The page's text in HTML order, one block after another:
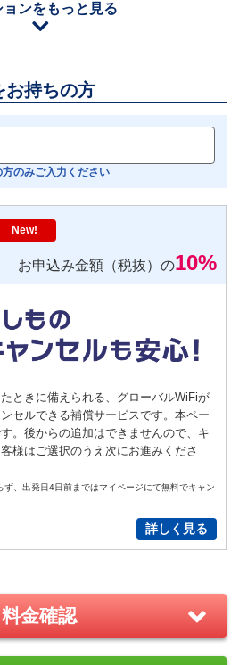
ョンをもっと見る
－
すめ
イヤホン対応
スミッター
0
コントロール機能付き耳栓
円（税込）/個
－ 0 ＋
すめ
お持ちの方
のみご入力ください
New!
お申込み金額（税抜）の10%
ときに備えられる、グローバルWiFiが
セルできる補償サービスです。本ペー
。後からの追加はできませんので、キ
様はご選択のうえ次にお進みくださ
、出発日4日前まではマイページにて無料でキャン
詳しく見る
料金確認